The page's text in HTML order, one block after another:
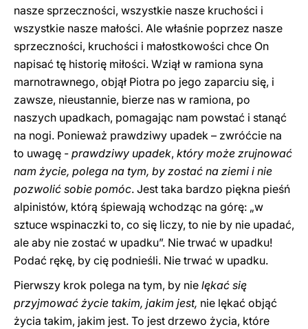
nasze sprzeczności, wszystkie nasze kruchości i
wszystkie nasze małości. Ale właśnie poprzez nasze
sprzeczności, kruchości i małostkowości chce On
napisać tę historię miłości. Wziął w ramiona syna
marnotrawnego, objął Piotra po jego zaparciu się, i
zawsze, nieustannie, bierze nas w ramiona, po
naszych upadkach, pomagając nam powstać i stanąć
na nogi. Ponieważ prawdziwy upadek – zwróćcie na
to uwagę - prawdziwy upadek, który może zrujnować
nam życie, polega na tym, by zostać na ziemi i nie
pozwolić sobie pomóc. Jest taka bardzo piękna pieśń
alpinistów, którą śpiewają wchodząc na górę: „w
sztuce wspinaczki to, co się liczy, to nie by nie upadać,
ale aby nie zostać w upadku”. Nie trwać w upadku!
Podać rękę, by cię podnieśli. Nie trwać w upadku.
Pierwszy krok polega na tym, by nie lękać się
przyjmować życie takim, jakim jest, nie lękać objąć
życia takim, jakim jest. To jest drzewo życia, które